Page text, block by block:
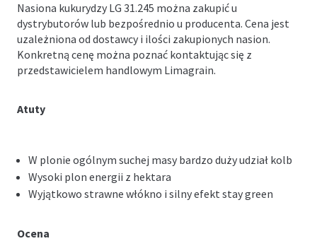
Nasiona kukurydzy LG 31.245 można zakupić u
dystrybutorów lub bezpośrednio u producenta. Cena jest
uzależniona od dostawcy i ilości zakupionych nasion.
Konkretną cenę można poznać kontaktując się z
przedstawicielem handlowym Limagrain.
Atuty
W plonie ogólnym suchej masy bardzo duży udział kolb
Wysoki plon energii z hektara
Wyjątkowo strawne włókno i silny efekt stay green
Ocena